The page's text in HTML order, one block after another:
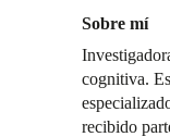
Sobre mí
cognitiva.
recibido